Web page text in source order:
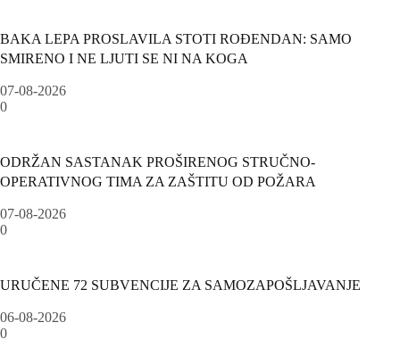
BAKA LEPA PROSLAVILA STOTI ROĐENDAN: SAMO
SMIRENO I NE LJUTI SE NI NA KOGA
07-08-2026
0
ODRŽAN SASTANAK PROŠIRENOG STRUČNO-
OPERATIVNOG TIMA ZA ZAŠTITU OD POŽARA
07-08-2026
0
URUČENE 72 SUBVENCIJE ZA SAMOZAPOŠLJAVANJE
06-08-2026
0